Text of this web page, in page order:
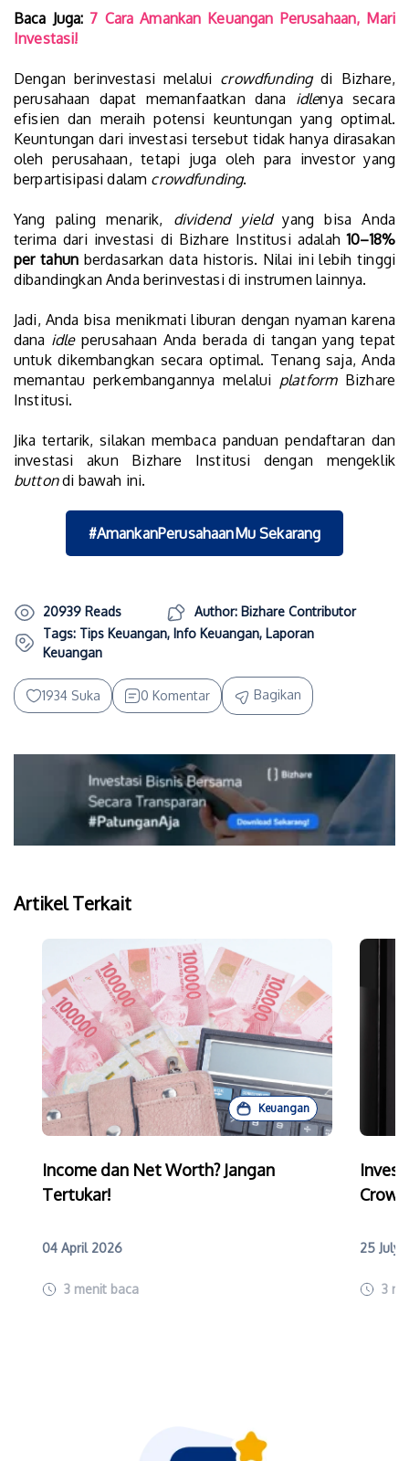
Baca Juga: 7 Cara Amankan Keuangan Perusahaan, Mari
Investasi!
Dengan berinvestasi melalui crowdfundingdi Bizhare,
perusahaan dapat memanfaatkan dana idlenya secara
efisien dan meraih potensi keuntungan yang optimal.
Keuntungan dari investasi tersebut tidak hanya dirasakan
oleh perusahaan, tetapi juga oleh para investor yang
berpartisipasi dalam crowdfunding.
Yang paling menarik, dividend yieldyang bisa Anda
terima dari investasi di Bizhare Institusi adalah10–18%
per tahun berdasarkan data historis. Nilai ini lebih tinggi
dibandingkan Anda berinvestasi di instrumen lainnya.
Jadi, Anda bisa menikmati liburan dengan nyaman karena
dana idleperusahaan Anda berada di tangan yang tepat
untuk dikembangkan secara optimal. Tenang saja, Anda
memantau perkembangannya melalui platformBizhare
Institusi.
Jika tertarik, silakan membaca panduan pendaftaran dan
investasi akun Bizhare Institusi dengan mengeklik
buttondi bawah ini.
#AmankanPerusahaanMu Sekarang
20939 Reads
Author: Bizhare Contributor
Tags: Tips Keuangan, Info Keuangan, Laporan
Keuangan
1934 Suka 0 Komentar Bagikan
Artikel Terkait
Keuangan
Income dan Net Worth? Jangan
Tertukar!
04 April 2026
3 menit baca
25 July
3